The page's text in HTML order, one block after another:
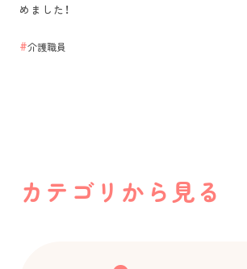
めました！
介護職員
カテゴリから見る